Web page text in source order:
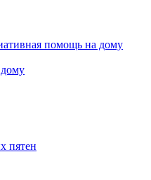
помощь на дому
пятен